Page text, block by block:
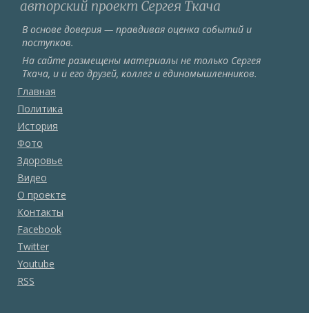
В основе доверия — правдивая оценка событий и
поступков.
На сайте размещены материалы не только Сергея
Ткача, и и его друзей, коллег и единомышленников.
Главная
Политика
История
Фото
Здоровье
Видео
О проекте
Контакты
Facebook
Twitter
Youtube
RSS